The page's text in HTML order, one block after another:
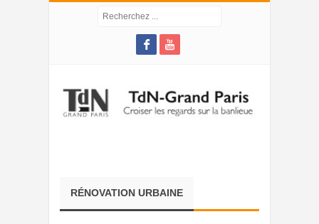
RÉNOVATION URBAINE